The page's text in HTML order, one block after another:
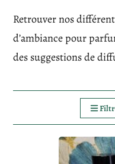
Retrouver nos
d’ambiance pour
des suggestions de